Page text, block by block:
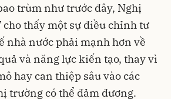
trùm như trước đây, Nghị
thấy một sự điều chỉnh tư
nhà nước phải mạnh hơn về
và năng lực kiến tạo, thay vì
hay can thiệp sâu vào các
trường có thể đảm đương.